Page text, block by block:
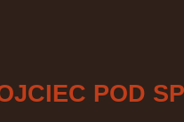
POD